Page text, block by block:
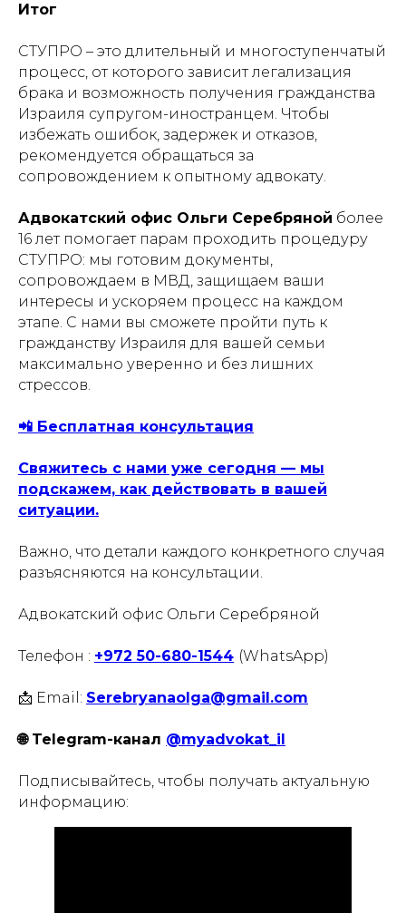
Итог
СТУПРО – это длительный и многоступенчатый
процесс, от которого зависит легализация
брака и возможность получения гражданства
Израиля супругом-иностранцем. Чтобы
избежать ошибок, задержек и отказов,
рекомендуется обращаться за
сопровождением к опытному адвокату.
Адвокатский офис Ольги Серебряной более
16 лет помогает парам проходить процедуру
СТУПРО: мы готовим документы,
сопровождаем в МВД, защищаем ваши
интересы и ускоряем процесс на каждом
этапе. С нами вы сможете пройти путь к
гражданству Израиля для вашей семьи
максимально уверенно и без лишних
стрессов.
📲 Бесплатная консультация
Свяжитесь с нами уже сегодня — мы
подскажем, как действовать в вашей
ситуации.
Важно, что детали каждого конкретного случая
разъясняются на консультации.
Адвокатский офис Ольги Серебряной
Телефон : +972 50-680-1544 (WhatsApp)
📩 Email: Serebryanaolga@gmail.com
🌐 Telegram-канал @myadvokat_il
Подписывайтесь, чтобы получать актуальную
информацию: